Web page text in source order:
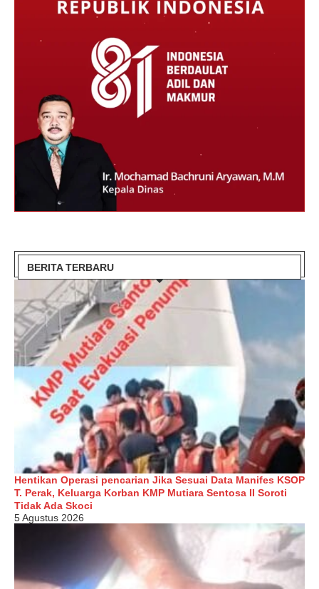
BERITA TERBARU
Hentikan Operasi pencarian Jika Sesuai Data Manifes KSOP
T. Perak, Keluarga Korban KMP Mutiara Sentosa II Soroti
Tidak Ada Skoci
5 Agustus 2026